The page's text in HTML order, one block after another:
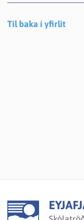
Til baka í yfirlit